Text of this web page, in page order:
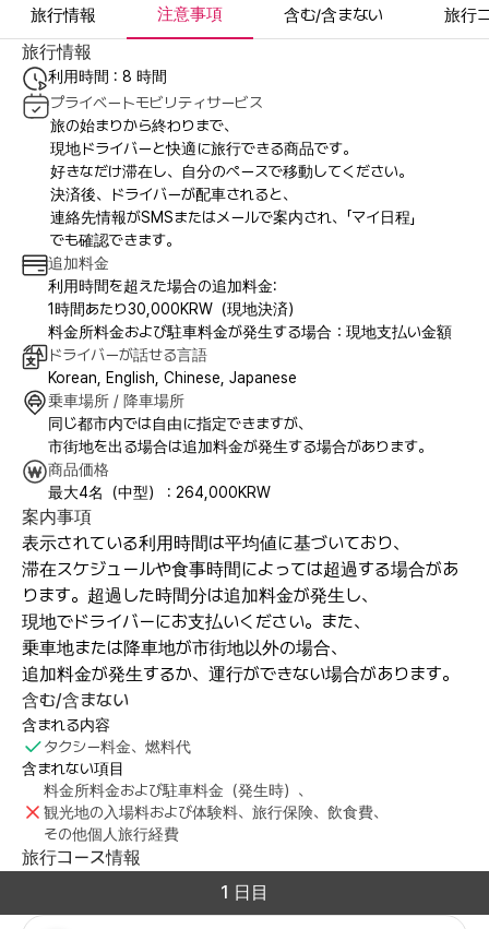
旅行情報 注意事項 含む/含まない 旅行
旅行情報
利用時間 : 8 時間
プライベートモビリティサービス
旅の始まりから終わりまで、
現地ドライバーと快適に旅行できる商品です。
好きなだけ滞在し、自分のペースで移動してください。
決済後、ドライバーが配車されると、
連絡先情報がSMSまたはメールで案内され、「マイ日程」
でも確認できます。
追加料金
利用時間を超えた場合の追加料金:
1時間あたり30,000KRW（現地決済）
料金所料金および駐車料金が発生する場合：現地支払い金額
ドライバーが話せる言語
Korean, English, Chinese, Japanese
乗車場所 / 降車場所
同じ都市内では自由に指定できますが、
市街地を出る場合は追加料金が発生する場合があります。
商品価格
最大4名（中型） : 264,000KRW
案内事項
表示されている利用時間は平均値に基づいており、
滞在スケジュールや食事時間によっては超過する場合があ
ります。超過した時間分は追加料金が発生し、
現地でドライバーにお支払いください。また、
乗車地または降車地が市街地以外の場合、
追加料金が発生するか、運行ができない場合があります。
含む/含まない
含まれる内容
タクシー料金、燃料代
含まれない項目
料金所料金および駐車料金（発生時）、
観光地の入場料および体験料、旅行保険、飲食費、
その他個人旅行経費
旅行コース情報
1 日目